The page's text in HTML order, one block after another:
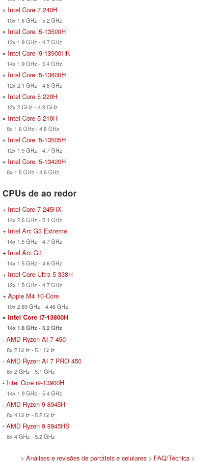
» Intel Core 7 240H
10x 1.8 GHz - 5.2 GHz
» Intel Core i5-13500H
12x 1.9 GHz - 4.7 GHz
» Intel Core i9-13900HK
14x 1.9 GHz - 5.4 GHz
» Intel Core i5-13600H
12x 2.1 GHz - 4.8 GHz
» Intel Core 5 220H
12x 2 GHz - 4.9 GHz
» Intel Core 5 210H
8x 1.6 GHz - 4.8 GHz
» Intel Core i5-13505H
12x 1.9 GHz - 4.7 GHz
» Intel Core i5-13420H
8x 1.5 GHz - 4.6 GHz
CPUs de ao redor
+ Intel Core 7 245HX
14x 2.6 GHz - 5.1 GHz
+ Intel Arc G3 Extreme
14x 1.5 GHz - 4.7 GHz
+ Intel Arc G3
14x 1.5 GHz - 4.6 GHz
+ Intel Core Ultra 5 338H
12x 1.5 GHz - 4.7 GHz
+ Apple M4 10-Core
10x 2.89 GHz - 4.46 GHz
» Intel Core i7-13800H
14x 1.8 GHz - 5.2 GHz
- AMD Ryzen AI 7 450
8x 2 GHz - 5.1 GHz
- AMD Ryzen AI 7 PRO 450
8x 2 GHz - 5.1 GHz
- Intel Core i9-13900H
14x 1.9 GHz - 5.4 GHz
- AMD Ryzen 9 8945H
8x 4 GHz - 5.2 GHz
- AMD Ryzen 9 8945HS
8x 4 GHz - 5.2 GHz
> Análises e revisões de portáteis e celulares> FAQ/Técnica>